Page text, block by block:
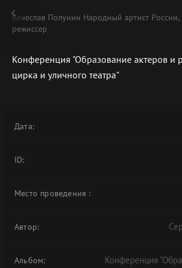
Вячеслав Полунин Народный артист России,
режиссер
Конференция "Образование актеров и
цирка и уличного театра"
Дата:
ID:
Место проведения :
Автор:
Альбом:
Конференция